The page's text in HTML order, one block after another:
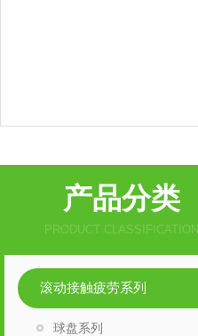
产品分类
PRODUCT CLASSIFICATION
滚动接触疲劳系列
球盘系列